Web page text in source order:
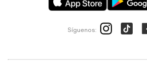
Síguenos: